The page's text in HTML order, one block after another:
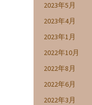
2023年5月
2023年4月
2023年1月
2022年10月
2022年8月
2022年6月
2022年3月